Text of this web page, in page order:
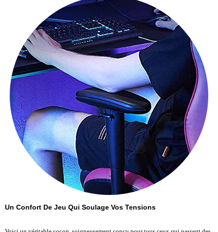
Un Confort De Jeu Qui Soulage Vos Tensions